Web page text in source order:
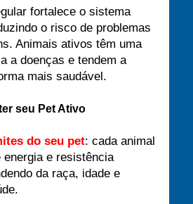
fortalece o sistema
o risco de problemas
Animais ativos têm uma
a doenças e tendem a
mais saudável.
seu Pet Ativo
do seu pet: cada animal
e resistência
da raça, idade e